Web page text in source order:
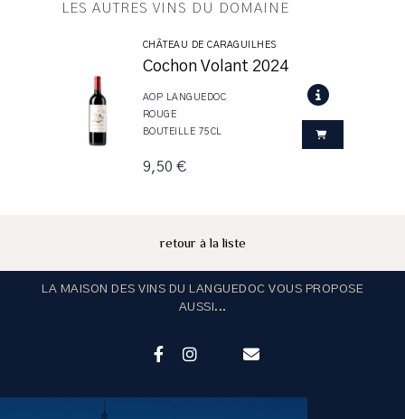
LES AUTRES VINS DU DOMAINE
CHÂTEAU DE CARAGUILHES
Cochon Volant 2024
AOP LANGUEDOC
ROUGE
BOUTEILLE 75CL
9,50 €
retour à la liste
LA MAISON DES VINS DU LANGUEDOC VOUS PROPOSE
AUSSI...